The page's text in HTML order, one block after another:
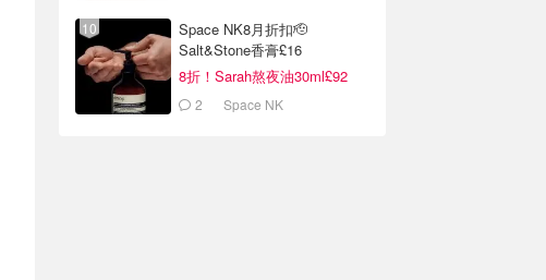
Space NK8月折扣🫡
Salt&Stone香膏£16
8折！Sarah熬夜油30ml£92
2 Space NK